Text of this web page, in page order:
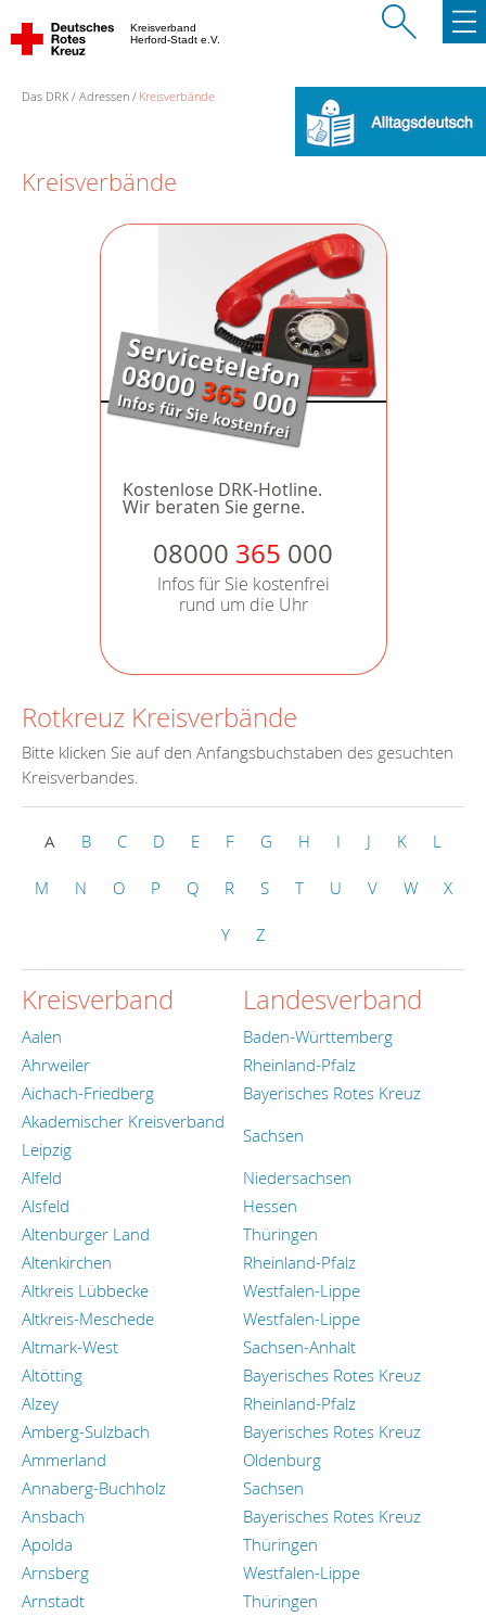
Kreisverband
Herford-Stadt e.V.
Das DRK Adressen Kreisverbände
Kreisverbände
Kostenlose DRK-Hotline.
Wir beraten Sie gerne.
08000 365 000
Infos für Sie kostenfrei
rund um die Uhr
Rotkreuz Kreisverbände
Bitte klicken Sie auf den Anfangsbuchstaben des gesuchten
Kreisverbandes.
A B C D E F G H I J K L
M N O P Q R S T U V W X
Y Z
Kreisverband Landesverband
Aalen
Baden-Württemberg
Ahrweiler
Rheinland-Pfalz
Aichach-Friedberg
Bayerisches Rotes Kreuz
Akademischer Kreisverband
Leipzig
Sachsen
Alfeld
Niedersachsen
Alsfeld
Hessen
Altenburger Land
Thüringen
Altenkirchen
Rheinland-Pfalz
Altkreis Lübbecke
Westfalen-Lippe
Altkreis-Meschede
Westfalen-Lippe
Altmark-West
Sachsen-Anhalt
Altötting
Bayerisches Rotes Kreuz
Alzey
Rheinland-Pfalz
Amberg-Sulzbach
Bayerisches Rotes Kreuz
Ammerland
Oldenburg
Annaberg-Buchholz
Sachsen
Ansbach
Bayerisches Rotes Kreuz
Apolda
Thüringen
Arnsberg
Westfalen-Lippe
Arnstadt
Thüringen